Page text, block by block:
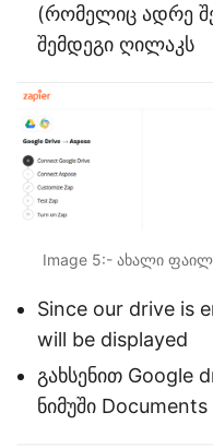
(რომელიც ადრე
შემდეგი ღილაკს
Image 5:- ახალი
Since our drive is
will be displayed
გახსენით Google
ნიმუში